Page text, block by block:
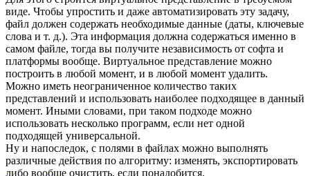
виде. Чтобы упростить и даже автоматизировать эту задачу,
файл должен содержать необходимые данные (даты, ключевые
слова и т. д.). Эта информация должна содержаться именно в
самом файле, тогда вы получите независимость от софта и
платформы вообще. Виртуальное представление можно
построить в любой момент, и в любой момент удалить.
Можно иметь неограниченное количество таких
представлений и использовать наиболее подходящее в данный
момент. Иными словами, при таком подходе можно
использовать несколько программ, если нет одной
подходящей универсальной.
Ну и напоследок, с полями в файлах можно выполнять
различные действия по алгоритму: изменять, экспортировать
либо вообще очистить, если понадобится.